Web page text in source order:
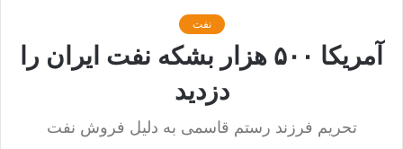
نفت
آمریکا ۵۰۰ هزار بشکه نفت ایران را
دزدید
تحریم فرزند رستم قاسمی به دلیل فروش نفت